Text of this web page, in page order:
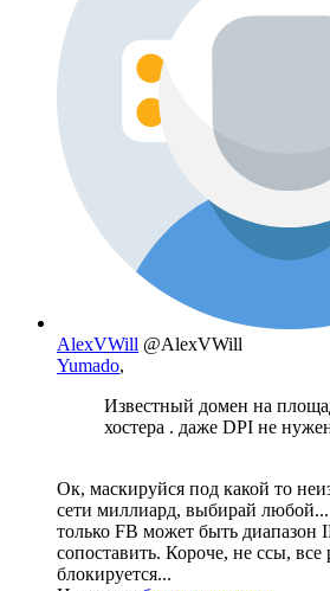
AlexVWill @AlexVWill
Yumado,
Известный домен на
хостера . даже DPI не
Ок, маскируйся под какой то
сети миллиард, выбирай
только FB может быть диапазон
сопоставить. Короче, не ссы, все
блокируется...